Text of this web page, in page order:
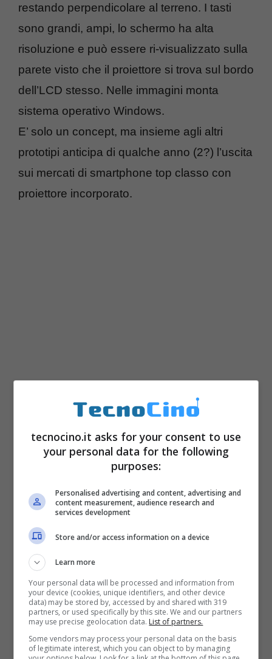
restando perpendicolare al terreno. I tasti
sono grandi, ampi, lo schermo ha alta
risoluzione e può essere ri-visualizzato sulla
parete visto che il proiettore si trova sul bordo
dell’LCD stesso. Nelle immagini monta
sistema operativo Windows.
E’ solo un concept, ma insieme agli altri
prototipi anticipa di qualche anno (2?) l’uscita
sui mercati di smartphone top classo con
proiettore incorporato.
tecnocino.it asks for your consent to use
your personal data for the following
purposes:
Personalised advertising and content, advertising and
content measurement, audience research and
services development
Store and/or access information on a device
Learn more
Your personal data will be processed and information from
your device (cookies, unique identifiers, and other device
data) may be stored by, accessed by and shared with 319
partners, or used specifically by this site. We and our partners
may use precise geolocation data. List of partners.
Some vendors may process your personal data on the basis
of legitimate interest, which you can object to by managing